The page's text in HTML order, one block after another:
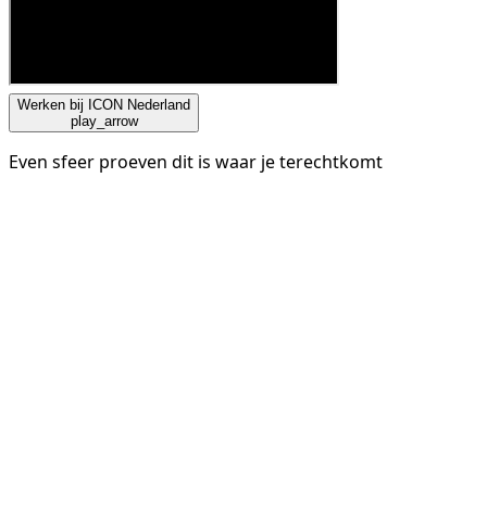
Werken bij ICON Nederland
play_arrow
Even sfeer proeven dit is waar je terechtkomt